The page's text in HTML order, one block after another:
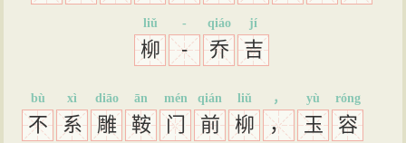
柳
liǔ
-
-
乔
qiáo
吉
jí
不
bù
系
xì
雕
diāo
鞍
ān
门
mén
前
qián
柳
liǔ
，
，
玉
yù
容
róng